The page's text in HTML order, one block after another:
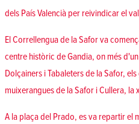
dels País Valencià per reivindicar el
El Correllengua de la Safor va
centre històric de Gandia, on més
Dolçainers i Tabaleters de la Safor,
muixerangues de la Safor i Cullera,
A la plaça del Prado, es va repartir el